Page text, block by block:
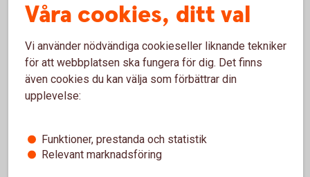
Har du frågor om Swish är du välkommen att ringa
oss.
Ring 0771-97 75 12
Våra cookies, ditt val
Vi använder nödvändiga cookieseller liknande tekniker
för att webbplatsen ska fungera för dig. Det finns
även cookies du kan välja som förbättrar din
upplevelse:
Funktioner, prestanda och statistik
Relevant marknadsföring